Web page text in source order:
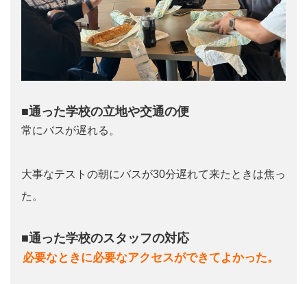
■通った学校の立地や交通の便
常にバスが遅れる。
大事なテストの朝にバスが30分遅れて来たときは焦っ
た。
■通った学校のスタッフの対応
必要なときに必要なアクセスができてよかった。